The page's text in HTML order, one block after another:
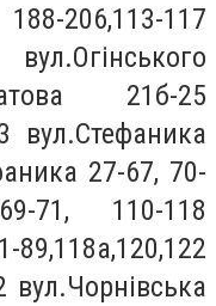
206,113-117
21б-25
вул.Стефаника
27-67, 70-
71, 110-118
вул.Чорнівська